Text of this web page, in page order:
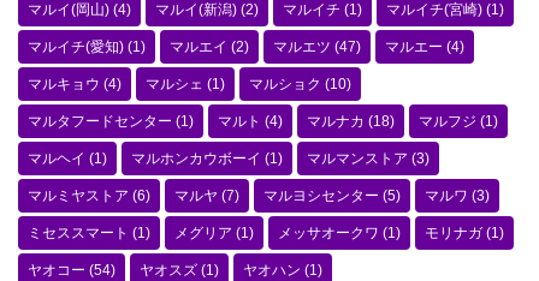
マルイ(岡山) (4) マルイ(新潟) (2) マルイチ (1) マルイチ(宮崎) (1)
マルイチ(愛知) (1) マルエイ (2) マルエツ (47) マルエー (4)
マルキョウ (4) マルシェ (1) マルショク (10)
マルタフードセンター (1) マルト (4) マルナカ (18) マルフジ (1)
マルヘイ (1) マルホンカウボーイ (1) マルマンストア (3)
マルミヤストア (6) マルヤ (7) マルヨシセンター (5) マルワ (3)
ミセススマート (1) メグリア (1) メッサオークワ (1) モリナガ (1)
ヤオコー (54) ヤオスズ (1) ヤオハン (1)